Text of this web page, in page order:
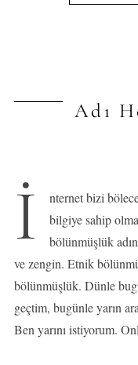
Adı
İ
nternet bizi
bilgiye sahip
bölünmüşlük
ve zengin. Etnik
bölünmüşlük. Dünle
geçtim, bugünle yarın
Ben yarını istiyorum.